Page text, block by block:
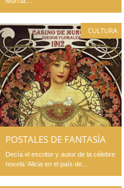
CULTURA
POSTALES DE FANTASÍA
Decía el escritor y autor de la célebre
novela ‘Alicia en el país de...